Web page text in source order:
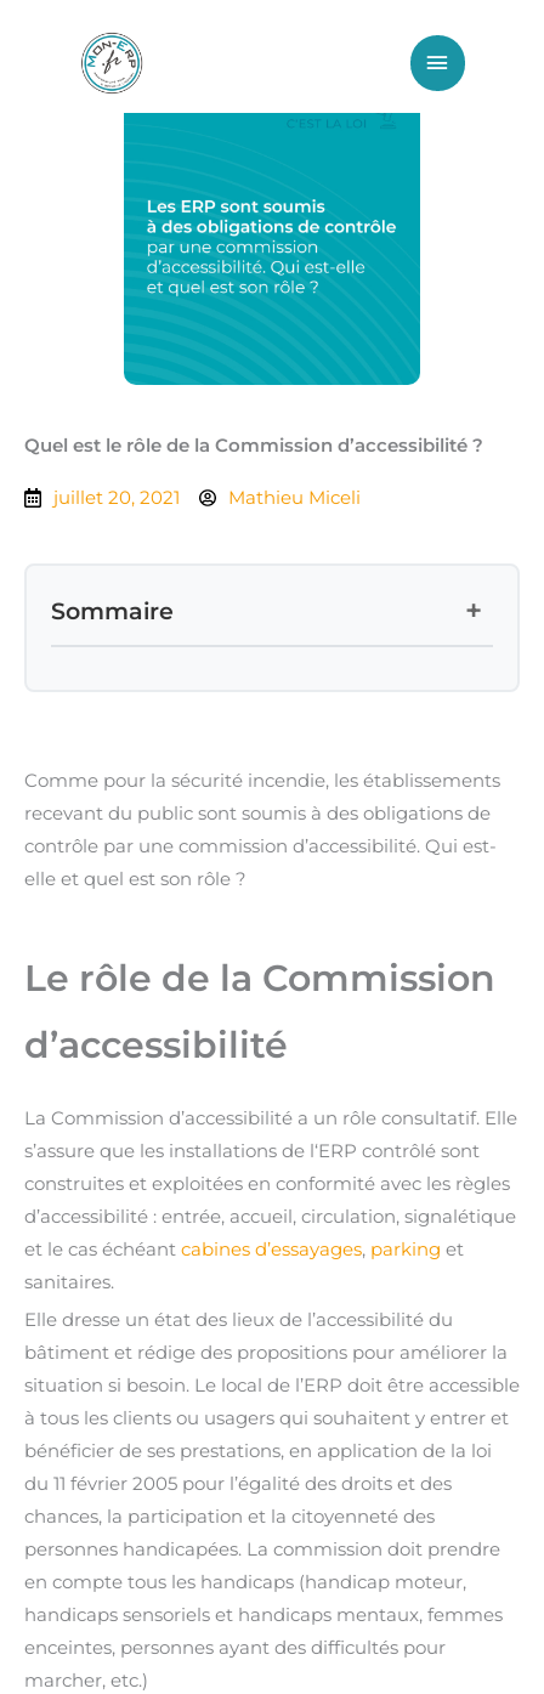
Menu
Quel est le rôle de la Commission d’accessibilité ?
juillet 20, 2021 Mathieu Miceli
Sommaire +
Comme pour la sécurité incendie, les établissements
recevant du public sont soumis à des obligations de
contrôle par une commission d’accessibilité. Qui est-
elle et quel est son rôle ?
Le rôle de la Commission
d’accessibilité
La Commission d’accessibilité a un rôle consultatif. Elle
s’assure que les installations de l‘ERP contrôlé sont
construites et exploitées en conformité avec les règles
d’accessibilité : entrée, accueil, circulation, signalétique
et le cas échéant cabines d’essayages, parking et
sanitaires.
Elle dresse un état des lieux de l’accessibilité du
bâtiment et rédige des propositions pour améliorer la
situation si besoin. Le local de l’ERP doit être accessible
à tous les clients ou usagers qui souhaitent y entrer et
bénéficier de ses prestations, en application de la loi
du 11 février 2005 pour l’égalité des droits et des
chances, la participation et la citoyenneté des
personnes handicapées. La commission doit prendre
en compte tous les handicaps (handicap moteur,
handicaps sensoriels et handicaps mentaux, femmes
enceintes, personnes ayant des difficultés pour
marcher, etc.)